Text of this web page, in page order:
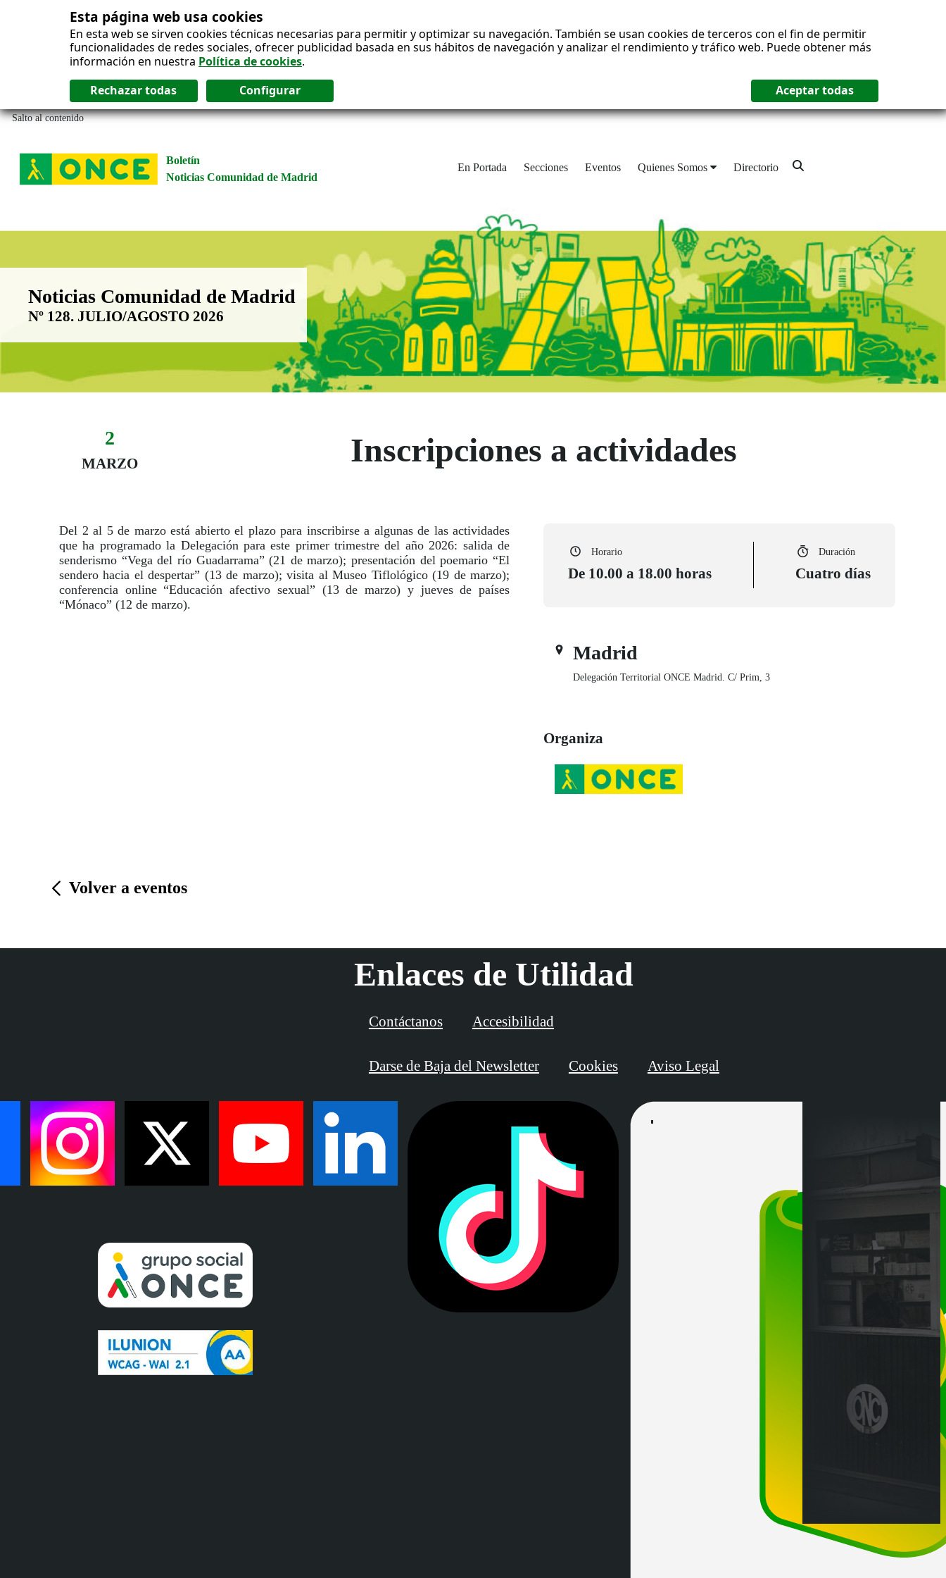
Esta página web usa cookies
En esta web se sirven cookies técnicas necesarias para permitir y optimizar su navegación. También se usan cookies de terceros con el fin de permitir
funcionalidades de redes sociales, ofrecer publicidad basada en sus hábitos de navegación y analizar el rendimiento y tráfico web. Puede obtener más
información en nuestra Política de cookies.
Salto al contenido
Boletín
Noticias Comunidad de Madrid
En Portada Secciones Eventos Quienes Somos Directorio
Boletín Noticias Comunidad de Madrid
Noticias Comunidad de Madrid
Nº 128. JULIO/AGOSTO 2026
Fecha del evento
2
MARZO
02 marzo Inscripciones a actividades
Del 2 al 5 de marzo está abierto el plazo para inscribirse a algunas de las actividades
que ha programado la Delegación para este primer trimestre del año 2026: salida de
senderismo “Vega del río Guadarrama” (21 de marzo); presentación del poemario “El
sendero hacia el despertar” (13 de marzo); visita al Museo Tiflológico (19 de marzo);
conferencia online “Educación afectivo sexual” (13 de marzo) y jueves de países
“Mónaco” (12 de marzo).
Horario
De 10.00 a 18.00 horas
Duración
Cuatro días
Madrid
Delegación Territorial ONCE Madrid. C/ Prim, 3
Organiza
Volver a eventos
Enlaces de Utilidad
Contáctanos Accesibilidad
Darse de Baja del Newsletter Cookies Aviso Legal